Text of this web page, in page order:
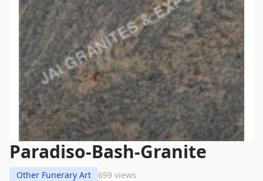
Paradiso-Bash-Granite
Other Funerary Art 699 views